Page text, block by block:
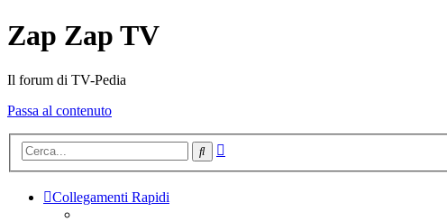
Zap Zap TV
Il forum di TV-Pedia
Passa al contenuto
Cerca
Collegamenti Rapidi